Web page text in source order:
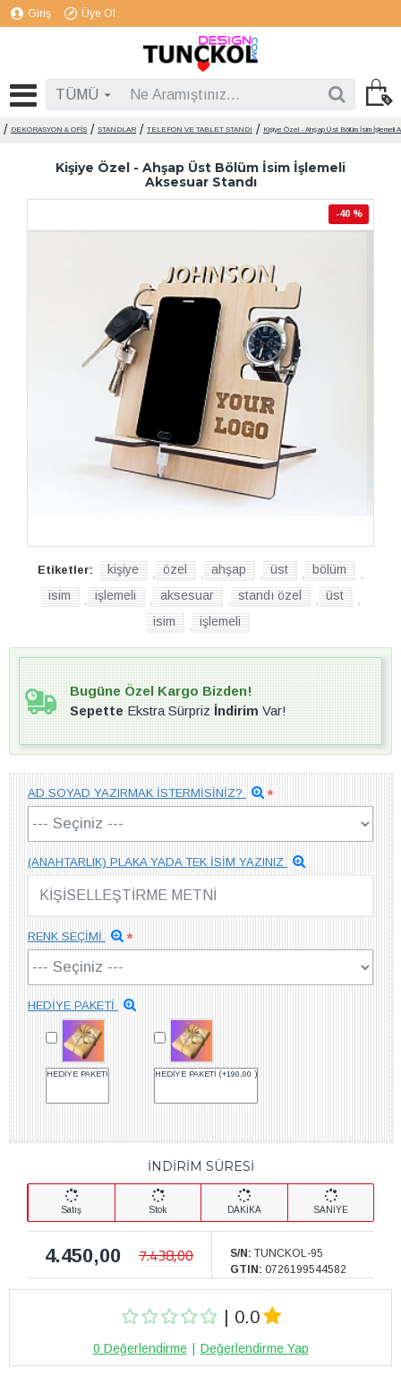
Giriş Üye Ol
TÜMÜ
DEKORASYON & OFİS STANDLAR TELEFON VE TABLET STANDI Kişiye Özel - Ahşap Üst Bölüm İsim İşlemeli
Kişiye Özel - Ahşap Üst Bölüm İsim İşlemeli
Aksesuar Standı
-40 %
Etiketler: kişiye özel ahşap üst bölüm
isim işlemeli aksesuar standı özel üst
isim işlemeli
| 0.0
0 Değerlendirme Değerlendirme Yap
İNDİRİM SÜRESİ
Satış Stok DAKİKA SANİYE
4.450,00 7.438,00 S/N: TUNCKOL-95
GTIN: 0726199544582
AD SOYAD YAZIRMAK İSTERMİSİNİZ?
(ANAHTARLIK) PLAKA YADA TEK İSİM YAZINIZ
RENK SEÇİMİ
HEDİYE PAKETİ
HEDİYE PAKETİ HEDİYE PAKETİ (+190,00 )
Bugüne Özel Kargo Bizden!
SepetteEkstra SürprizİndirimVar!